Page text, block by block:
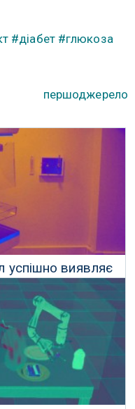
#діабет #глюкоза
першоджерело
успішно виявляє
мамограмах